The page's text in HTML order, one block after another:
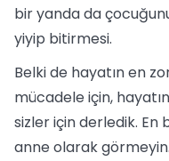
bir yanda da
yiyip bitirmesi.
Belki de hayatın en
mücadele için,
sizler için derledik.
anne olarak